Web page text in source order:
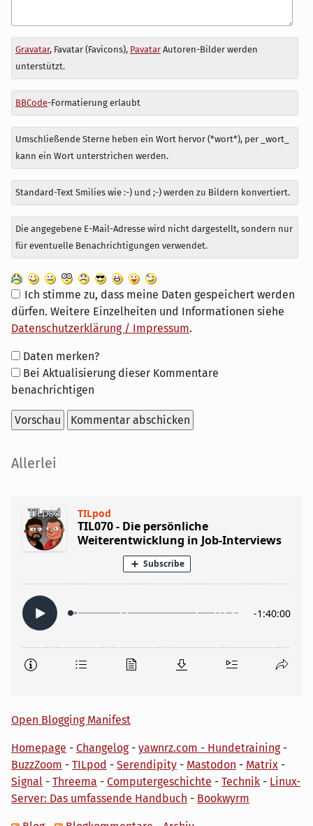
Antwort
zu
Gravatar, Favatar (Favicons), PavatarAutoren-Bilder werden
unterstützt.
BBCode-Formatierung erlaubt
Umschließende Sterne heben ein Wort hervor (*wort*), per _wort_
kann ein Wort unterstrichen werden.
Standard-Text Smilies wie :-) und ;-) werden zu Bildern konvertiert.
Die angegebene E-Mail-Adresse wird nicht dargestellt, sondern nur
für eventuelle Benachrichtigungen verwendet.
Ich stimme zu, dass meine Daten gespeichert werden
dürfen. Weitere Einzelheiten und Informationen siehe
Datenschutzerklärung / Impressum.
Formular-
Optionen
Daten merken?
Bei Aktualisierung dieser Kommentare
benachrichtigen
Seitenleiste
Allerlei
Open Blogging Manifest
Homepage - Changelog- yawnrz.com - Hundetraining-
BuzzZoom - TILpod - Serendipity - Mastodon - Matrix -
Signal - Threema - Computergeschichte - Technik - Linux-
Server: Das umfassende Handbuch - Bookwyrm